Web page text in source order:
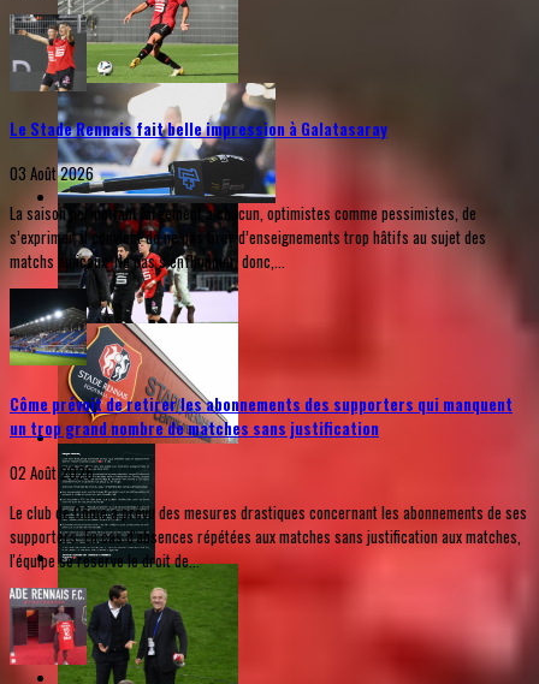
Le Stade Rennais fait belle impression à Galatasaray
03 Août 2026
La saison permettant largement à chacun, optimistes comme pessimistes, de
s’exprimer, il convient de ne pas tirer d’enseignements trop hâtifs au sujet des
matchs amicaux. Ne pas s’enflammer, donc,...
Côme prévoit de retirer les abonnements des supporters qui manquent
un trop grand nombre de matches sans justification
02 Août 2026
Le club de Côme a prévu des mesures drastiques concernant les abonnements de ses
supporters. En cas d'absences répétées aux matches sans justification aux matches,
l'équipe se réserve le droit de...